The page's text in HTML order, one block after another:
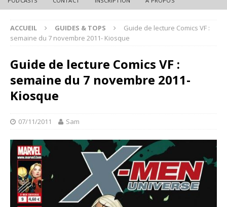
ACCUEIL GUIDES & TOPS
Guide de lecture Comics VF :
semaine du 7 novembre 2011- Kiosque
Guide de lecture Comics VF :
semaine du 7 novembre 2011-
Kiosque
07/11/2011 Sam